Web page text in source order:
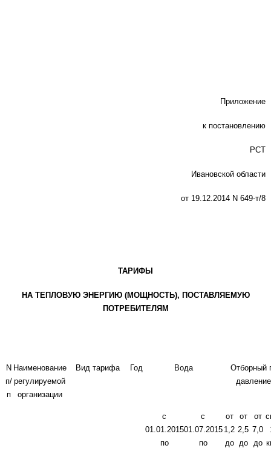
Приложение
к постановлению
РСТ
Ивановской области
от 19.12.2014 N 649-т/8
ТАРИФЫ
НА ТЕПЛОВУЮ ЭНЕРГИЮ (МОЩНОСТЬ), ПОСТАВЛЯЕМУЮ
ПОТРЕБИТЕЛЯМ
N
п/
п
Наименование
регулируемой
организации
Вид тарифа Год Вода
Отборный
с
01.01.2015
по
с
01.07.2015
по
от
1,2
до
от
2,5
до
от
7,0
до